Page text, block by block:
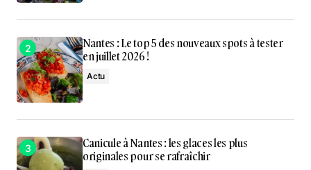
Nantes : Le top 5 des nouveaux spots à tester
en juillet 2026 !
Actu
Canicule à Nantes : les glaces les plus
originales pour se rafraîchir